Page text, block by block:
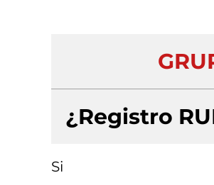
¿Registro
Si